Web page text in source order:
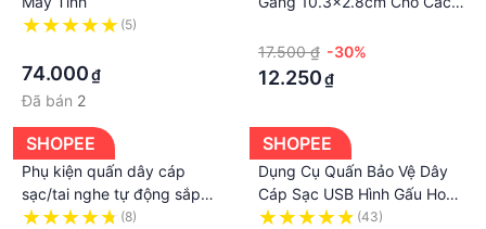
#Móc_Dán_Tường_Chịu_Lực #moc #dan #tuong
#treo #day #sac #dien #thoai #gia #cay #treo
#dungcu #thietbi #tienich #nhacua #doisong
#moc_treo_tuong #moctreotuong
#moctreodaydienGiá sản phẩm trên Tiki đã bao
gồm thuế theo luật hiện hành. Bên cạnh đó, tuỳ vào
loại sản phẩm, hình thức và địa chỉ giao hàng mà có
thể phát sinh thêm chi phí khác như phí vận chuyển,
phụ phí hàng cồng kềnh, thuế nhập khẩu (đối với
(5)
74.000₫
Đã bán 2
17.500 ₫ -30%
12.250₫
SHOPEE
Phụ kiện quấn dây cáp
sạc/tai nghe tự động sắp
xếp gọn gàng cho điện thoại
(8)
SHOPEE
Dụng Cụ Quấn Bảo Vệ Dây
Cáp Sạc USB Hình Gấu Hoạt
Hình Dễ Thương Cho Tất Cả
(43)